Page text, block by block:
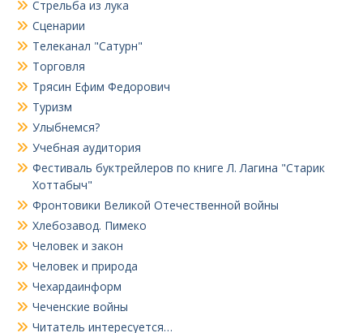
Стрельба из лука
Сценарии
Телеканал "Сатурн"
Торговля
Трясин Ефим Федорович
Туризм
Улыбнемся?
Учебная аудитория
Фестиваль буктрейлеров по книге Л. Лагина "Старик
Хоттабыч"
Фронтовики Великой Отечественной войны
Хлебозавод. Пимеко
Человек и закон
Человек и природа
Чехардаинформ
Чеченские войны
Читатель интересуется…